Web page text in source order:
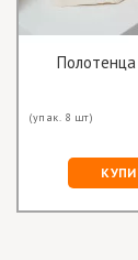
(упак. 8 шт)